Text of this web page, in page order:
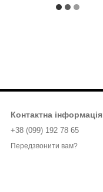
Контактна інформація
+38 (099) 192 78 65
Передзвонити вам?